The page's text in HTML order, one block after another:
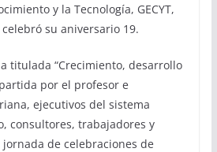
y la Tecnología, GECYT,
su aniversario 19.
titulada “Crecimiento, desarrollo
por el profesor e
ejecutivos del sistema
consultores, trabajadores y
de celebraciones de